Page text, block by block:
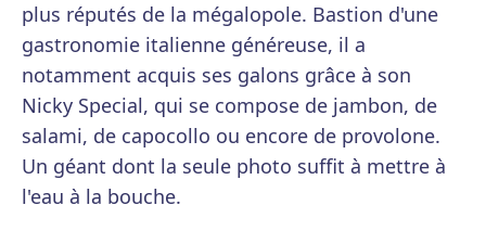
plus réputés de la mégalopole. Bastion d'une
gastronomie italienne généreuse, il a
notamment acquis ses galons grâce à son
Nicky Special, qui se compose de jambon, de
salami, de capocollo ou encore de provolone.
Un géant dont la seule photo suffit à mettre à
l'eau à la bouche.